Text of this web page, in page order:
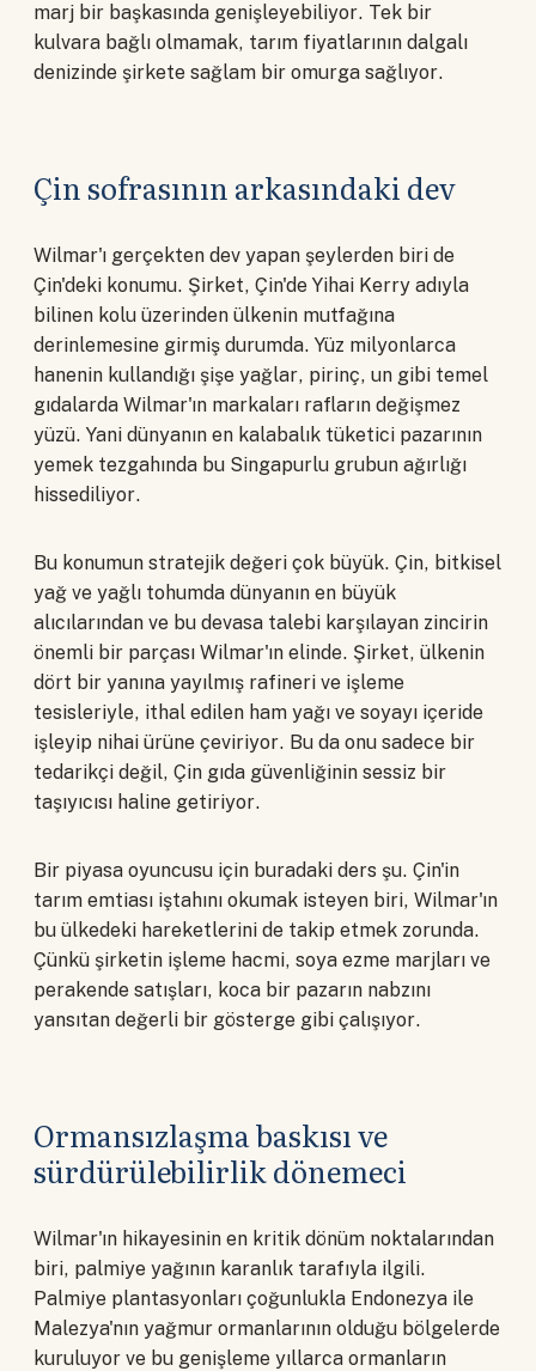
marj bir başkasında genişleyebiliyor. Tek bir
kulvara bağlı olmamak, tarım fiyatlarının dalgalı
denizinde şirkete sağlam bir omurga sağlıyor.
Çin sofrasının arkasındaki dev
Wilmar'ı gerçekten dev yapan şeylerden biri de
Çin'deki konumu. Şirket, Çin'de Yihai Kerry adıyla
bilinen kolu üzerinden ülkenin mutfağına
derinlemesine girmiş durumda. Yüz milyonlarca
hanenin kullandığı şişe yağlar, pirinç, un gibi temel
gıdalarda Wilmar'ın markaları rafların değişmez
yüzü. Yani dünyanın en kalabalık tüketici pazarının
yemek tezgahında bu Singapurlu grubun ağırlığı
hissediliyor.
Bu konumun stratejik değeri çok büyük. Çin, bitkisel
yağ ve yağlı tohumda dünyanın en büyük
alıcılarından ve bu devasa talebi karşılayan zincirin
önemli bir parçası Wilmar'ın elinde. Şirket, ülkenin
dört bir yanına yayılmış rafineri ve işleme
tesisleriyle, ithal edilen ham yağı ve soyayı içeride
işleyip nihai ürüne çeviriyor. Bu da onu sadece bir
tedarikçi değil, Çin gıda güvenliğinin sessiz bir
taşıyıcısı haline getiriyor.
Bir piyasa oyuncusu için buradaki ders şu. Çin'in
tarım emtiası iştahını okumak isteyen biri, Wilmar'ın
bu ülkedeki hareketlerini de takip etmek zorunda.
Çünkü şirketin işleme hacmi, soya ezme marjları ve
perakende satışları, koca bir pazarın nabzını
yansıtan değerli bir gösterge gibi çalışıyor.
Ormansızlaşma baskısı ve
sürdürülebilirlik dönemeci
Wilmar'ın hikayesinin en kritik dönüm noktalarından
biri, palmiye yağının karanlık tarafıyla ilgili.
Palmiye plantasyonları çoğunlukla Endonezya ile
Malezya'nın yağmur ormanlarının olduğu bölgelerde
kuruluyor ve bu genişleme yıllarca ormanların